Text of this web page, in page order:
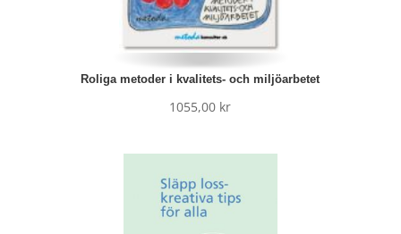
Roliga metoder i kvalitets- och miljöarbetet
1055,00 kr